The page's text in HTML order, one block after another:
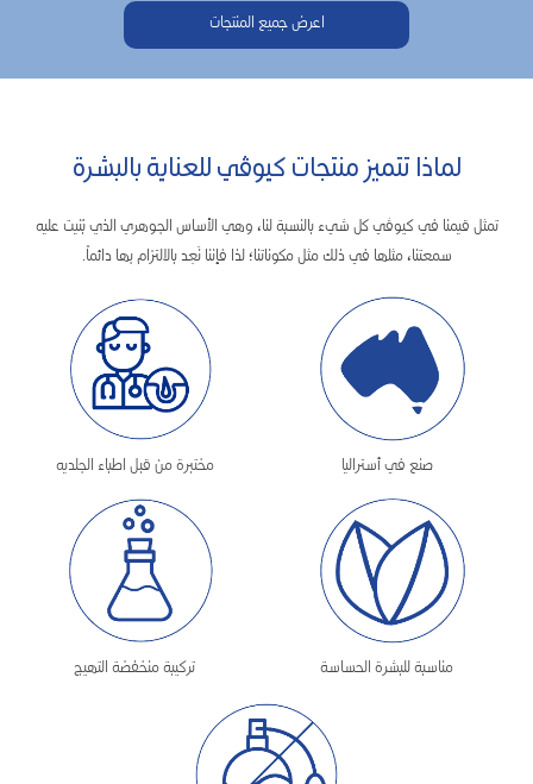
اعرض جميع المنتجات
لماذا تتميز منتجات كيوڤي للعناية بالبشرة
تمثل قيمنا في كيوڤي كل شيء بالنسبة لنا، وهي الأساس الجوهري الذي بُنيت عليه
سمعتنا، مثلها في ذلك مثل مكوناتنا؛ لذا فإننا نَعِد بالالتزام بها دائماً.
صنع في أستراليا مختبرة من قبل اطباء الجلديه
مناسبة للبشرة الحساسة تركيبة منخفضة التهيج